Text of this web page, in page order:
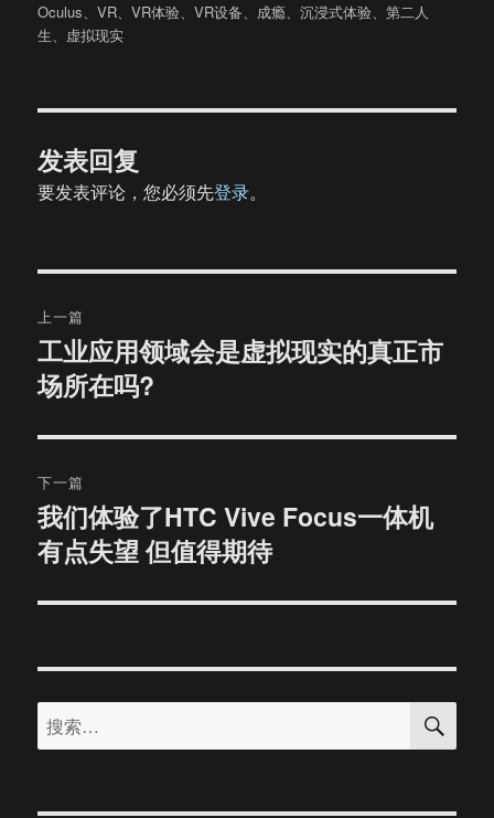
者
布
类
签
Oculus、VR、VR体验、VR设备、 成瘾、沉浸式体验、第二人
生、 虚拟现实
发表回复
要发表评论，您必须先登录。
章
导
航
上一篇
上
篇
章：
工业应用领域会是虚拟现实的真正市
场所在吗?
下一篇
下
篇
章：
我们体验了HTC Vive Focus一体机
有点失望 但值得期待
搜
索：
搜